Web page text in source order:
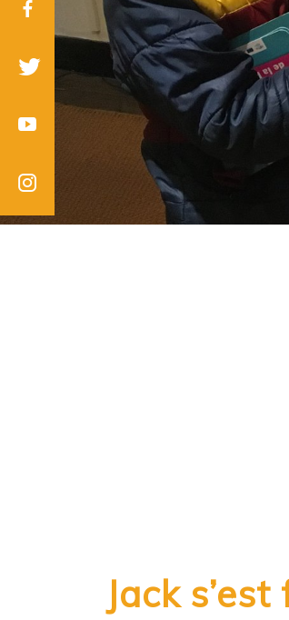
Twitter
Youtube
Jack